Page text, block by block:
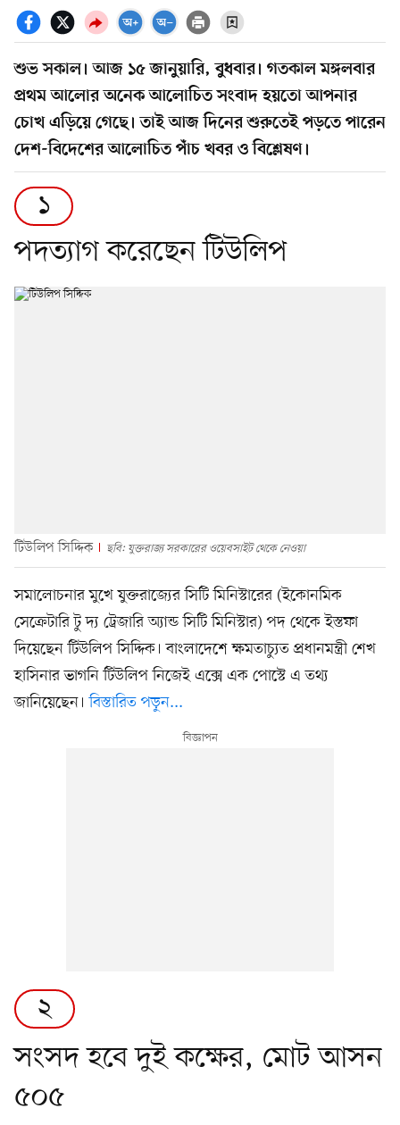
শুভ সকাল। আজ ১৫ জানুয়ারি, বুধবার। গতকাল মঙ্গলবার
প্রথম আলোর অনেক আলোচিত সংবাদ হয়তো আপনার
চোখ এড়িয়ে গেছে। তাই আজ দিনের শুরুতেই পড়তে পারেন
দেশ-বিদেশের আলোচিত পাঁচ খবর ও বিশ্লেষণ।
১
পদত্যাগ করেছেন টিউলিপ
টিউলিপ সিদ্দিক ছবি: যুক্তরাজ্য সরকারের ওয়েবসাইট থেকে নেওয়া
সমালোচনার মুখে যুক্তরাজ্যের সিটি মিনিস্টারের (ইকোনমিক
সেক্রেটারি টু দ্য ট্রেজারি অ্যান্ড সিটি মিনিস্টার) পদ থেকে ইস্তফা
দিয়েছেন টিউলিপ সিদ্দিক। বাংলাদেশে ক্ষমতাচ্যুত প্রধানমন্ত্রী শেখ
হাসিনার ভাগনি টিউলিপ নিজেই এক্সে এক পোস্টে এ তথ্য
জানিয়েছেন।বিস্তারিত পড়ুন...
২
সংসদ হবে দুই কক্ষের, মোট আসন
৫০৫